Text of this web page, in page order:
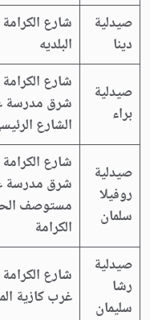
صيدلية
دينا
شارع
البلديه
صيدلية
براء
شارع
شرق مدرسة
الشارع
صيدلية
روفيلا
سلمان
شارع
شرق مدرسة
مستوصف
الكرامة
صيدلية
رشا
سليمان
شارع
غرب كازية